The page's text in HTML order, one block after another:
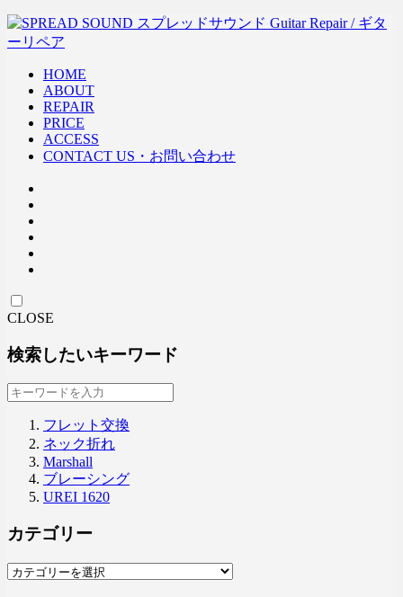
HOME
ABOUT
REPAIR
PRICE
ACCESS
CONTACT US・お問い合わせ
CLOSE
検索したいキーワード
フレット交換
ネック折れ
Marshall
ブレーシング
UREI 1620
カテゴリー